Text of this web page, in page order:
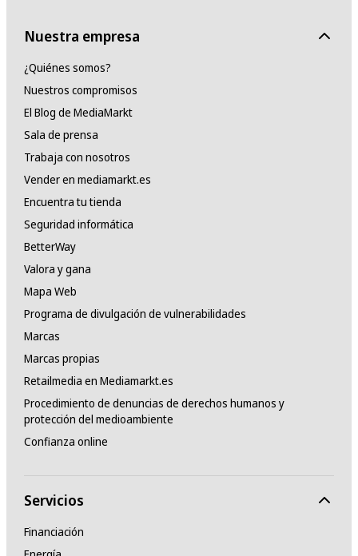
Nuestra empresa
¿Quiénes somos?
Nuestros compromisos
El Blog de MediaMarkt
Sala de prensa
Trabaja con nosotros
Vender en mediamarkt.es
Encuentra tu tienda
Seguridad informática
BetterWay
Valora y gana
Mapa Web
Programa de divulgación de vulnerabilidades
Marcas
Marcas propias
Retailmedia en Mediamarkt.es
Procedimiento de denuncias de derechos humanos y
protección del medioambiente
Confianza online
Servicios
Financiación